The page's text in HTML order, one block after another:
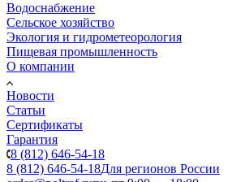
Водоснабжение
Сельское хозяйство
Экология и гидрометеорология
Пищевая промышленность
О компании
Новости
Статьи
Сертификаты
Гарантия
8 (812) 646-54-18
8 (812) 646-54-18Для регионов России